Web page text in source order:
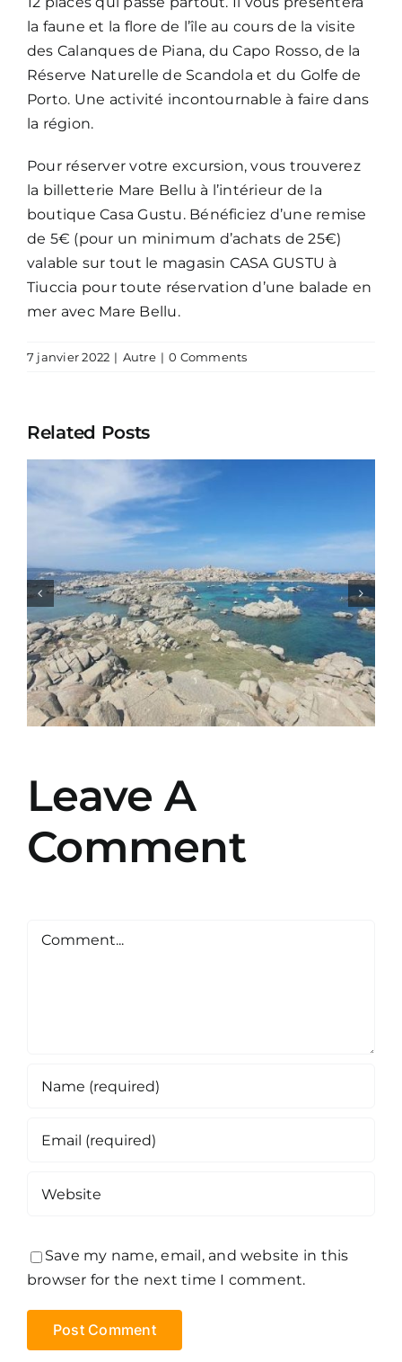
la faune et la flore de l’île au cours de la visite
des Calanques de Piana, du Capo Rosso, de la
Réserve Naturelle de Scandola et du Golfe de
Porto. Une activité incontournable à faire dans
la région.
Pour réserver votre excursion, vous trouverez
la billetterie Mare Bellu à l’intérieur de la
boutique Casa Gustu. Bénéficiez d’une remise
de 5€ (pour un minimum d’achats de 25€)
valable sur tout le magasin CASA GUSTU à
Tiuccia pour toute réservation d’une balade en
mer avec Mare Bellu.
7 janvier 2022 | Autre | 0 Comments
Related Posts
Le Bateau Mattea
Leave A
Comment
Comment
Save my name, email, and website in this
browser for the next time I comment.